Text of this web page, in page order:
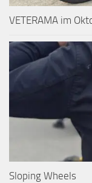
VETERAMA im
Sloping Wheels